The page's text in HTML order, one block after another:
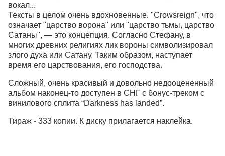
вокал...
Тексты в целом очень вдохновенные. "Crowsreign", что
означает "царство ворона" или "царство тьмы, царство
Сатаны", — это концепция. Согласно Стефану, в
многих древних религиях лик вороны символизировал
злого духа или Сатану. Таким образом, наступает
время его царствования, его господства.
Сложный, очень красивый и довольно недооцененный
альбом наконец-то доступен в СНГ с бонус-треком с
винилового сплита “Darkness has landed”.
Тираж - 333 копии. К диску прилагается наклейка.